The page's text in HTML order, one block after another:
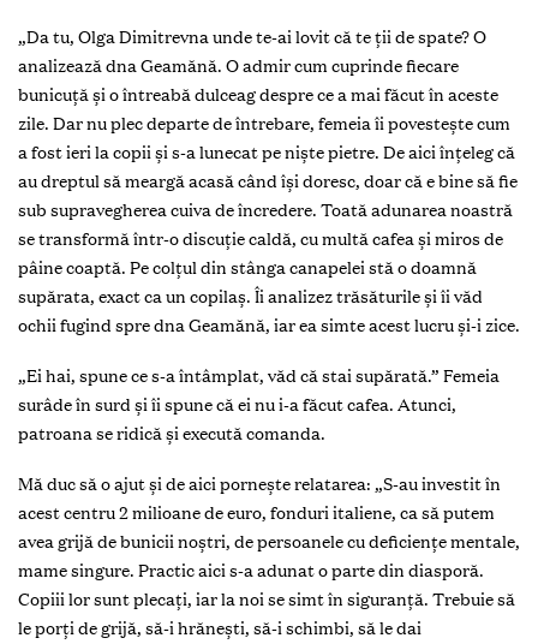
„Da tu, Olga Dimitrevna unde te-ai lovit că te ții de spate? O
analizează dna Geamănă. O admir cum cuprinde fiecare
bunicuță și o întreabă dulceag despre ce a mai făcut în aceste
zile. Dar nu plec departe de întrebare, femeia îi povestește cum
a fost ieri la copii și s-a lunecat pe niște pietre. De aici înțeleg că
au dreptul să meargă acasă când își doresc, doar că e bine să fie
sub supravegherea cuiva de încredere. Toată adunarea noastră
se transformă într-o discuție caldă, cu multă cafea și miros de
pâine coaptă. Pe colțul din stânga canapelei stă o doamnă
supărata, exact ca un copilaș. Îi analizez trăsăturile și îi văd
ochii fugind spre dna Geamănă, iar ea simte acest lucru și-i zice.
„Ei hai, spune ce s-a întâmplat, văd că stai supărată.” Femeia
surâde în surd și îi spune că ei nu i-a făcut cafea. Atunci,
patroana se ridică și execută comanda.
Mă duc să o ajut și de aici pornește relatarea: „S-au investit în
acest centru 2 milioane de euro, fonduri italiene, ca să putem
avea grijă de bunicii noștri, de persoanele cu deficiențe mentale,
mame singure. Practic aici s-a adunat o parte din diasporă.
Copiii lor sunt plecați, iar la noi se simt în siguranță. Trebuie să
le porți de grijă, să-i hrănești, să-i schimbi, să le dai